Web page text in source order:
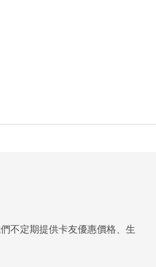
不定期提供卡友優惠價格、生